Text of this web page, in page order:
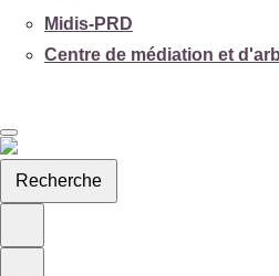
Midis-PRD
Centre de médiation et
Recherche